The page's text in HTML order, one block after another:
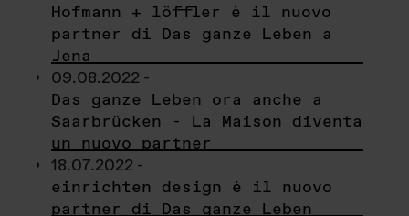
Hofmann + löffler è il nuovo
partner di Das ganze Leben a
Jena
09.08.2022 -
Das ganze Leben ora anche a
Saarbrücken - La Maison diventa
un nuovo partner
18.07.2022 -
einrichten design è il nuovo
partner di Das ganze Leben